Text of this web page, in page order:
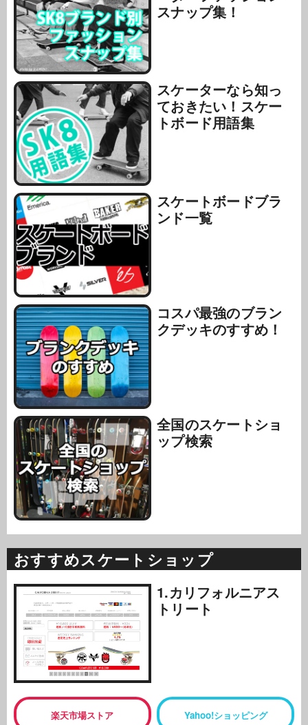
スナップ集！
スケーターなら知っ
ておきたい！スケー
トボード用語集
スケートボードブラ
ンド一覧
コスパ最強のブラン
クデッキのすすめ！
全国のスケートショ
ップ検索
おすすめスケートショップ
1.カリフォルニアス
トリート
楽天市場ストア Yahoo!ショッピング